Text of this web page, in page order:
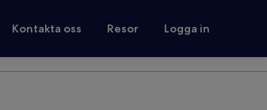
Kontakta oss Resor Logga in